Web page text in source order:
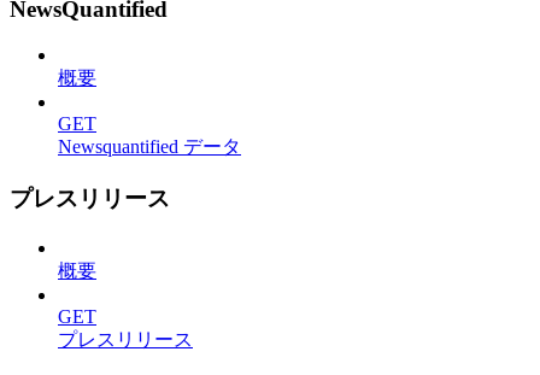
NewsQuantified
概要
GET
Newsquantified データ
プレスリリース
概要
GET
プレスリリース